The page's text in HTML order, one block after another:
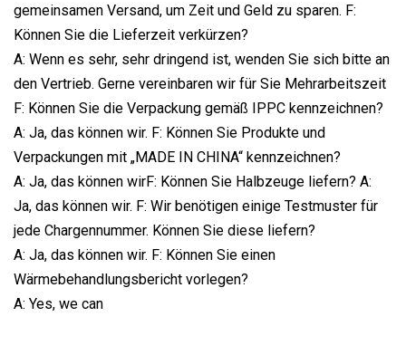
gemeinsamen Versand, um Zeit und Geld zu sparen. F:
Können Sie die Lieferzeit verkürzen?
A: Wenn es sehr, sehr dringend ist, wenden Sie sich bitte an
den Vertrieb. Gerne vereinbaren wir für Sie Mehrarbeitszeit
F: Können Sie die Verpackung gemäß IPPC kennzeichnen?
A: Ja, das können wir. F: Können Sie Produkte und
Verpackungen mit „MADE IN CHINA“ kennzeichnen?
A: Ja, das können wirF: Können Sie Halbzeuge liefern? A:
Ja, das können wir. F: Wir benötigen einige Testmuster für
jede Chargennummer. Können Sie diese liefern?
A: Ja, das können wir. F: Können Sie einen
Wärmebehandlungsbericht vorlegen?
A: Yes, we can